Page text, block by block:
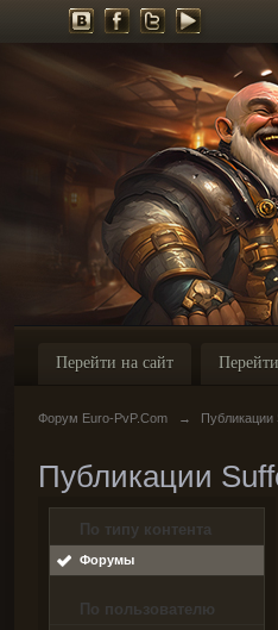
Перейти на сайт
Форум Euro-PvP.Com → Публикации
Публикации
По типу контента
Форумы
По пользователю